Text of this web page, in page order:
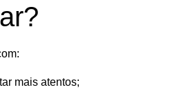
mais atentos;